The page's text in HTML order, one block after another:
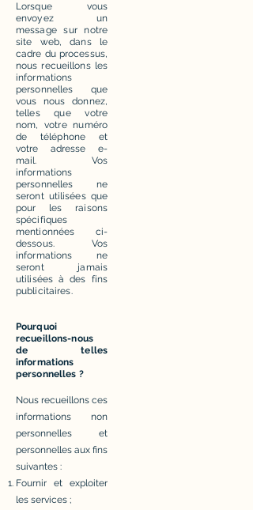
Lorsque vous
envoyez un
message sur notre
site web, dans le
cadre du processus,
nous recueillons les
informations
personnelles que
vous nous donnez,
telles que votre
nom, votre numéro
de téléphone et
votre adresse e-
mail. Vos
informations
personnelles ne
seront utilisées que
pour les raisons
spécifiques
mentionnées ci-
dessous. Vos
informations ne
seront jamais
utilisées à des fins
publicitaires.
Pourquoi
recueillons-nous
de telles
informations
personnelles ?
Nous recueillons ces
informations non
personnelles et
personnelles aux fins
suivantes :
Fournir et exploiter
les services ;